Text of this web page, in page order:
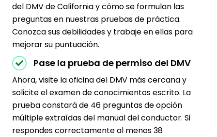
del DMV de California y cómo se formulan las
preguntas en nuestras pruebas de práctica.
Conozca sus debilidades y trabaje en ellas para
mejorar su puntuación.
Pase la prueba de permiso del DMV
Ahora, visite la oficina del DMV más cercana y
solicite el examen de conocimientos escrito. La
prueba constará de 46 preguntas de opción
múltiple extraídas del manual del conductor. Si
respondes correctamente al menos 38